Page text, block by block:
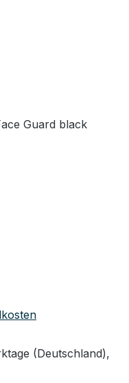
(Deutschland),